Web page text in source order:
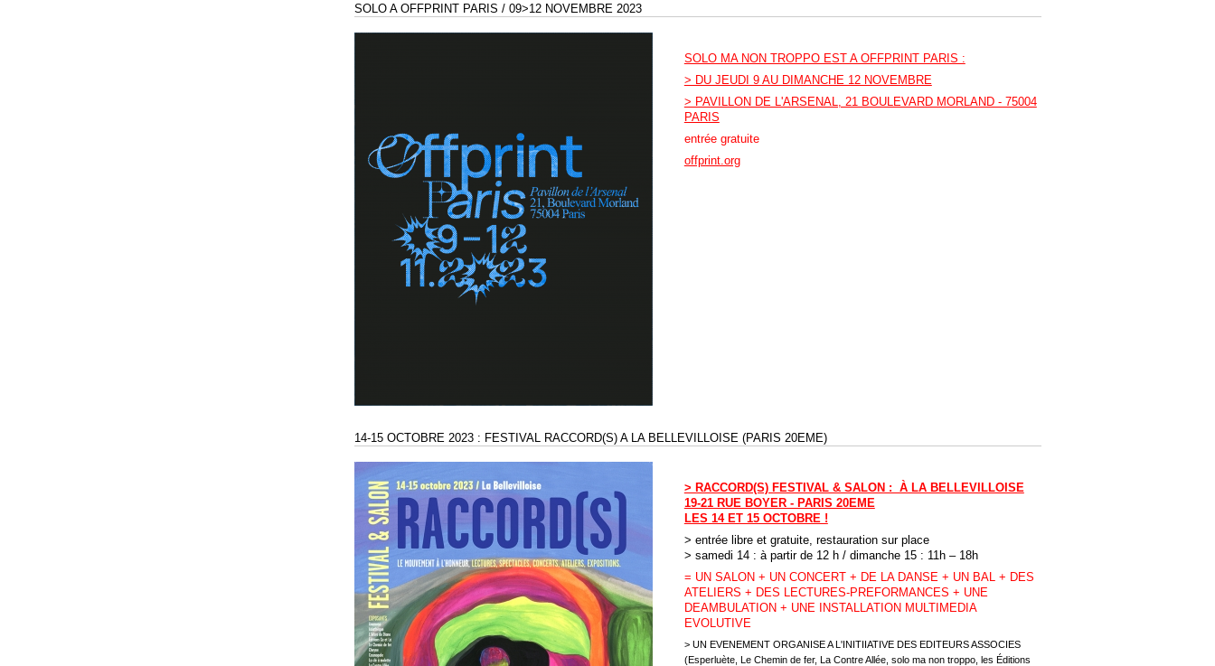
SOLO A OFFPRINT PARIS / 09>12 NOVEMBRE 2023
SOLO MA NON TROPPO EST A OFFPRINT PARIS :
> DU JEUDI 9 AU DIMANCHE 12 NOVEMBRE
> PAVILLON DE L'ARSENAL, 21 BOULEVARD MORLAND - 75004
PARIS
entrée gratuite
offprint.org
14-15 OCTOBRE 2023 : FESTIVAL RACCORD(S) A LA BELLEVILLOISE (PARIS 20EME)
> RACCORD(S) FESTIVAL & SALON : À LA BELLEVILLOISE
19-21 RUE BOYER - PARIS 20EME
LES 14 ET 15 OCTOBRE !
> entrée libre et gratuite, restauration sur place
> samedi 14 : à partir de 12 h / dimanche 15 : 11h – 18h
= UN SALON + UN CONCERT + DE LA DANSE + UN BAL + DES
ATELIERS + DES LECTURES-PREFORMANCES + UNE
DEAMBULATION + UNE INSTALLATION MULTIMEDIA
EVOLUTIVE
> UN EVENEMENT ORGANISE A L'INITIIATIVE DES EDITEURS ASSOCIES
(Esperluète, Le Chemin de fer, La Contre Allée, solo ma non troppo, les Éditions